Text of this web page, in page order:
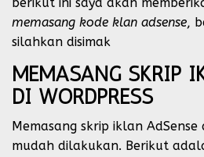
memasang kode klan adsense,
silahkan disimak
MEMASANG SKRIP
DI WORDPRESS
Memasang skrip iklan
mudah dilakukan. Berikut